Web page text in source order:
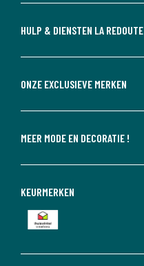
HULP & DIENSTEN LA REDOUTE
ONZE EXCLUSIEVE MERKEN
MEER MODE EN DECORATIE !
KEURMERKEN